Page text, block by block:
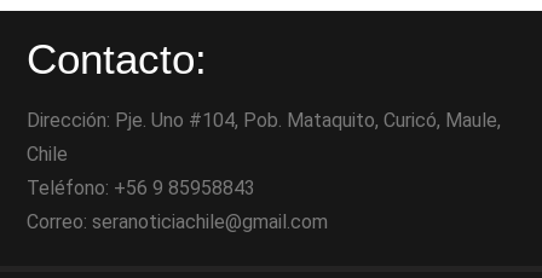
Contacto:
Dirección: Pje. Uno #104, Pob. Mataquito, Curicó, Maule,
Chile
Teléfono: +56 9 85958843
Correo: seranoticiachile@gmail.com